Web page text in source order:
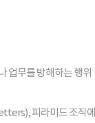
업무를 방해하는 행위
피라미드 조직에